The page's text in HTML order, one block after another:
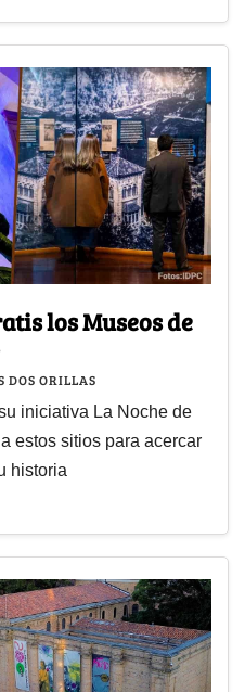
los Museos de
DOS ORILLAS
iniciativa La Noche de
estos sitios para acercar
historia